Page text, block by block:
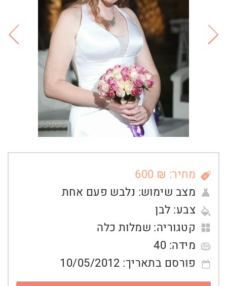
מחיר: ₪ 600
מצב שימוש: נלבש פעם אחת
צבע: לבן
קטגוריה: שמלות כלה
מידה: 40
פורסם בתאריך: 10/05/2012